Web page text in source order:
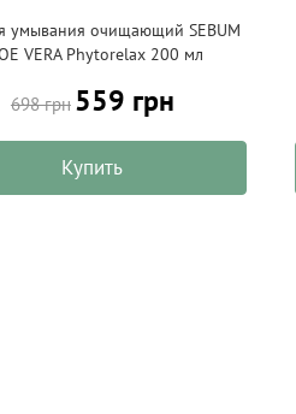
умывания очищающий SEBUM
VERA Phytorelax 200 мл
698 грн 559 грн
Купить